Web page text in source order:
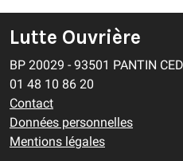
Lutte Ouvrière
BP 20029 - 93501 PANTIN
01 48 10 86 20
Contact
Données personnelles
Mentions légales